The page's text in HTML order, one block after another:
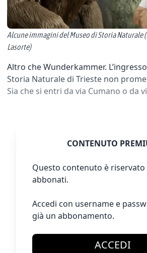
Alcune immagini del Museo di Storia Naturale
Lasorte)
Altro che Wunderkammer.
Storia Naturale di Trieste non
Sia che si entri da via Cumano o da
CONTENUTO
Questo contenuto è riservato
abbonati.
Accedi con username e
già un abbonamento.
ACCEDI